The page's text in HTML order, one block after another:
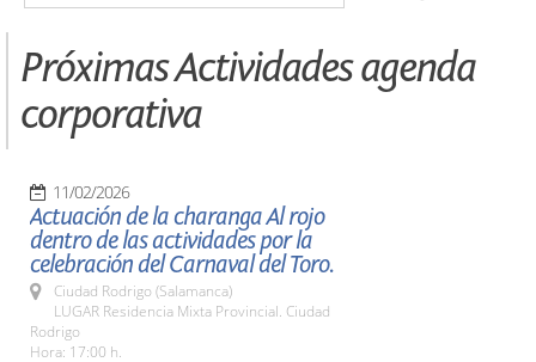
Próximas Actividades agenda
corporativa
11/02/2026
Actuación de la charanga Al rojo
dentro de las actividades por la
celebración del Carnaval del Toro.
Ciudad Rodrigo (Salamanca)
LUGAR Residencia Mixta Provincial. Ciudad
Rodrigo
Hora: 17:00 h.